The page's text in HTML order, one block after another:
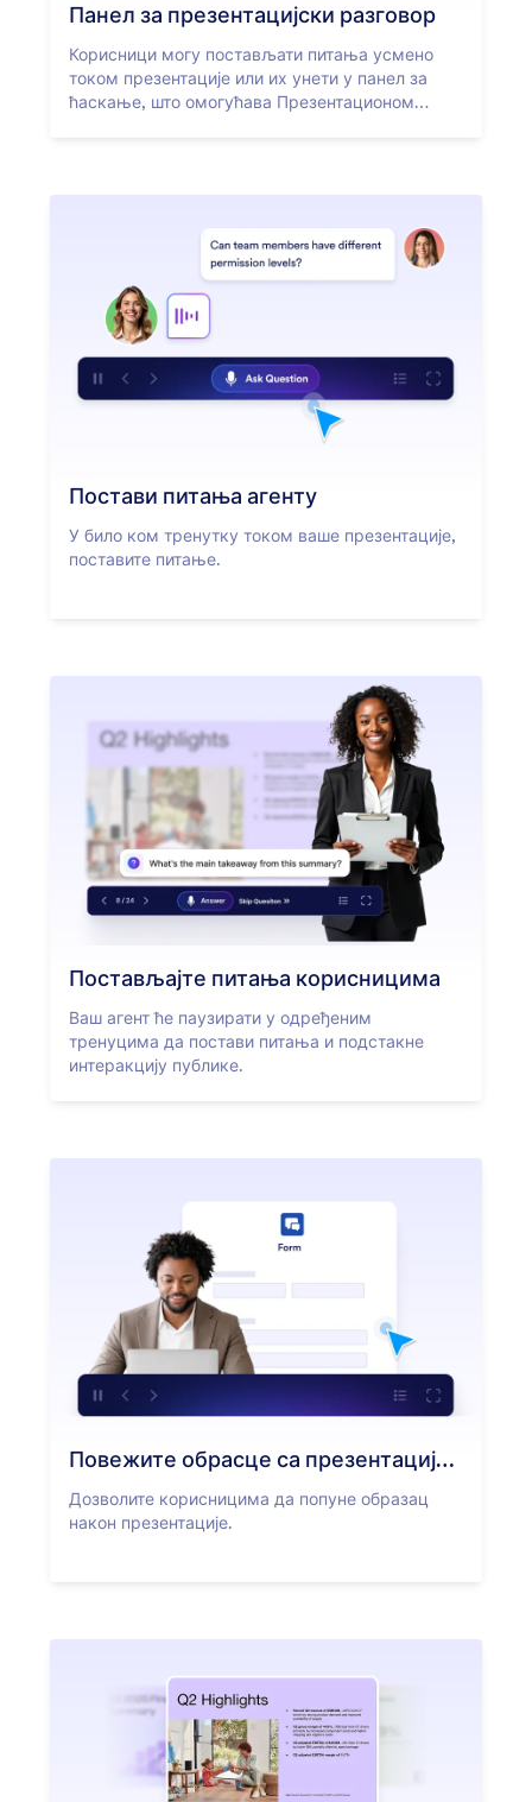
Панел за презентацијски разговор
Корисници могу постављати питања усмено
током презентације или их унети у панел за
ћаскање, што омогућава Презентационом
Постави питања агенту
У било ком тренутку током ваше презентације,
поставите питање.
Постављајте питања корисницима
Ваш агент ће паузирати у одређеним
тренуцима да постави питања и подстакне
интеракцију публике.
Повежите обрасце са презентацијама
Дозволите корисницима да попуне образац
након презентације.